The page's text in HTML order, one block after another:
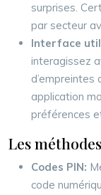
surprises.
par secteur
Interface
interagissez
d’empreintes
application
préférences
Les
Codes PIN:
code